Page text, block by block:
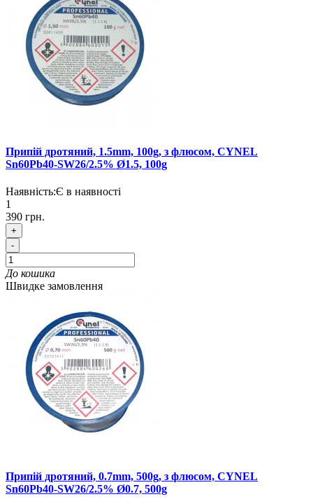
Припій дротяний, 1.5mm, 100g, з флюсом, CYNEL
Sn60Pb40-SW26/2.5% Ø1.5, 100g
Наявність:Є в наявності
1
390 грн.
+
-
До кошика
Швидке замовлення
Припій дротяний, 0.7mm, 500g, з флюсом, CYNEL
Sn60Pb40-SW26/2.5% Ø0.7, 500g